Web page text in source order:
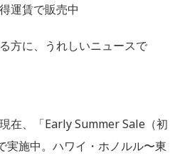
運賃で販売中
方に、うれしいニュースで
在、「Early Summer Sale（初
実施中。ハワイ・ホノルル〜東